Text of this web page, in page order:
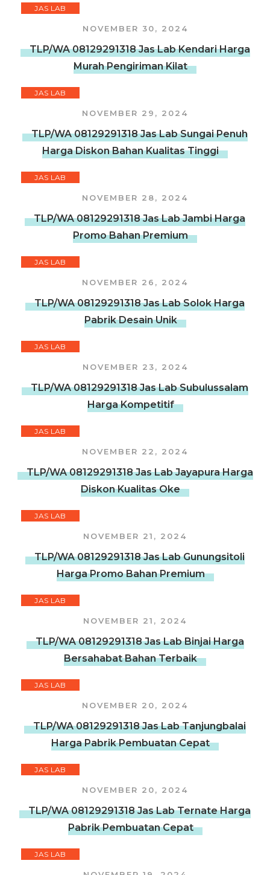
JAS LAB
NOVEMBER 30, 2024
TLP/WA 08129291318 Jas Lab Kendari Harga
Murah Pengiriman Kilat
JAS LAB
NOVEMBER 29, 2024
TLP/WA 08129291318 Jas Lab Sungai Penuh
Harga Diskon Bahan Kualitas Tinggi
JAS LAB
NOVEMBER 28, 2024
TLP/WA 08129291318 Jas Lab Jambi Harga
Promo Bahan Premium
JAS LAB
NOVEMBER 26, 2024
TLP/WA 08129291318 Jas Lab Solok Harga
Pabrik Desain Unik
JAS LAB
NOVEMBER 23, 2024
TLP/WA 08129291318 Jas Lab Subulussalam
Harga Kompetitif
JAS LAB
NOVEMBER 22, 2024
TLP/WA 08129291318 Jas Lab Jayapura Harga
Diskon Kualitas Oke
JAS LAB
NOVEMBER 21, 2024
TLP/WA 08129291318 Jas Lab Gunungsitoli
Harga Promo Bahan Premium
JAS LAB
NOVEMBER 21, 2024
TLP/WA 08129291318 Jas Lab Binjai Harga
Bersahabat Bahan Terbaik
JAS LAB
NOVEMBER 20, 2024
TLP/WA 08129291318 Jas Lab Tanjungbalai
Harga Pabrik Pembuatan Cepat
JAS LAB
NOVEMBER 20, 2024
TLP/WA 08129291318 Jas Lab Ternate Harga
Pabrik Pembuatan Cepat
JAS LAB